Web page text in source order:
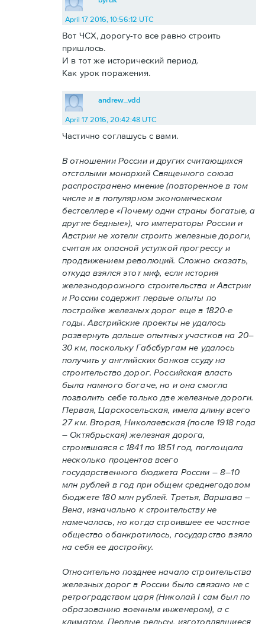
April 17 2016, 10:56:12 UTC
Вот ЧСХ, дорогу-то все равно строить
пришлось.
И в тот же исторический период.
Как урок поражения.
andrew_vdd
April 17 2016, 20:42:48 UTC
Частично соглашусь с вами.
В отношении России и других считающихся
отсталыми монархий Священного союза
распространено мнение (повторенное в том
числе и в популярном экономическом
бестселлере «Почему одни страны богатые, а
другие бедные»), что императоры России и
Австрии не хотели строить железные дороги,
считая их опасной уступкой прогрессу и
продвижением революций. Сложно сказать,
откуда взялся этот миф, если история
железнодорожного строительства и Австрии
и России содержит первые опыты по
постройке железных дорог еще в 1820-е
годы. Австрийские проекты не удалось
развернуть дальше опытных участков на 20–
30 км, поскольку Габсбургам не удалось
получить у английских банков ссуду на
строительство дорог. Российская власть
была намного богаче, но и она смогла
позволить себе только две железные дороги.
Первая, Царскосельская, имела длину всего
27 км. Вторая, Николаевская (после 1918 года
– Октябрьская) железная дорога,
строившаяся с 1841 по 1851 год, поглощала
несколько процентов всего
государственного бюджета России – 8–10
млн рублей в год при общем среднегодовом
бюджете 180 млн рублей. Третья, Варшава –
Вена, изначально к строительству не
намечалась, но когда строившее ее частное
общество обанкротилось, государство взяло
на себя ее достройку.
Относительно позднее начало строительства
железных дорог в России было связано не с
ретроградством царя (Николай I сам был по
образованию военным инженером), а с
климатом. Первые рельсы, изготовлявшиеся